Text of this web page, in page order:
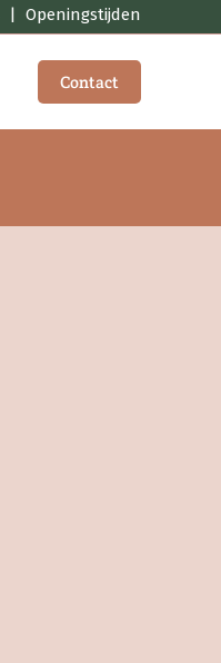
| Openingstijden
Contact